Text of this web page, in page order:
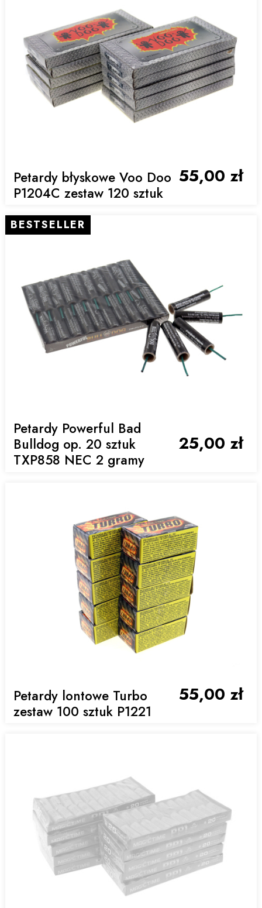
Petardy błyskowe Voo Doo
P1204C zestaw 120 sztuk
55,00 zł
Petardy Powerful Bad
Bulldog op. 20 sztuk
TXP858 NEC 2 gramy
25,00 zł
BESTSELLER
Petardy lontowe Turbo
zestaw 100 sztuk P1221
55,00 zł